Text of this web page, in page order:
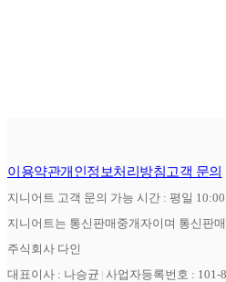
이용약관개인정보처리방침고객 문의
지니어트 고객 문의 가능 시간 : 평일
지니어트는 통신판매중개자이며 통신판
주식회사 다인
대표이사 : 나승균 사업자등록번호 : 101-